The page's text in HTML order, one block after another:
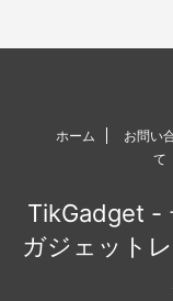
ホーム お問い
て
TikGadget -
ガジェット